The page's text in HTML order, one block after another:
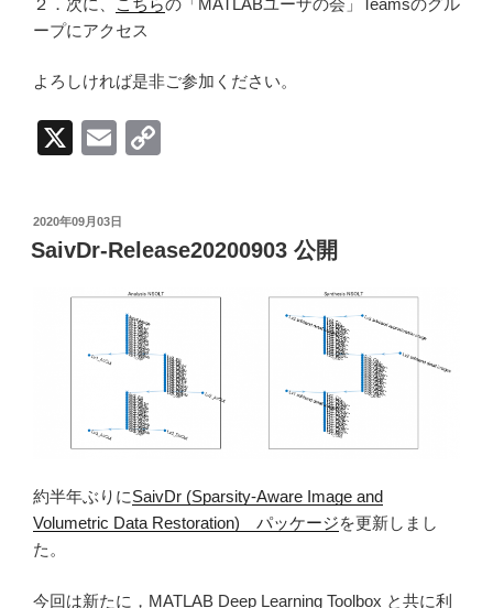
ープにアクセス
よろしければ是非ご参加ください。
X
E
ail
y
k
投
稿
日:
2020年09月03日
SaivDr-Release20200903 公開
約半年ぶりにSaivDr (Sparsity-Aware Image and
Volumetric Data Restoration) パッケージを更新しまし
た。
今回は新たに，MATLAB Deep Learning Toolbox と共に利